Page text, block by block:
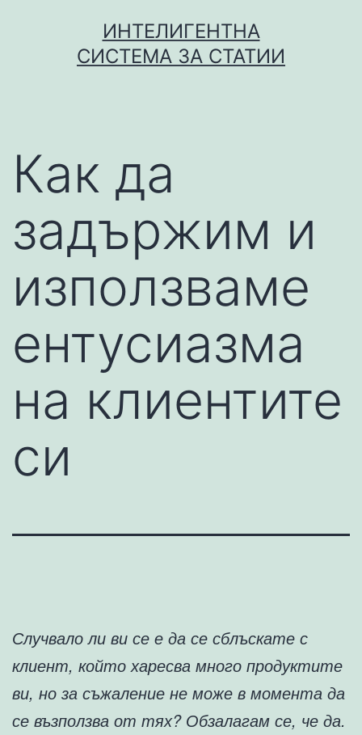
ИНТЕЛИГЕНТНА
СИСТЕМА ЗА СТАТИИ
Как да
задържим и
използваме
ентусиазма
на клиентите
си
Случвало ли ви се е да се сблъскате с
клиент, който харесва много продуктите
ви, но за съжаление не може в момента да
се възползва от тях? Обзалагам се, че да.